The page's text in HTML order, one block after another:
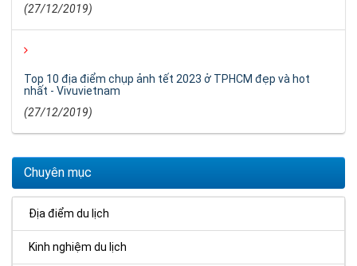
(27/12/2019)
Top 10 địa điểm chụp ảnh tết 2023 ở TPHCM đẹp và hot
nhất - Vivuvietnam
(27/12/2019)
Chuyên mục
Địa điểm du lịch
Kinh nghiệm du lịch